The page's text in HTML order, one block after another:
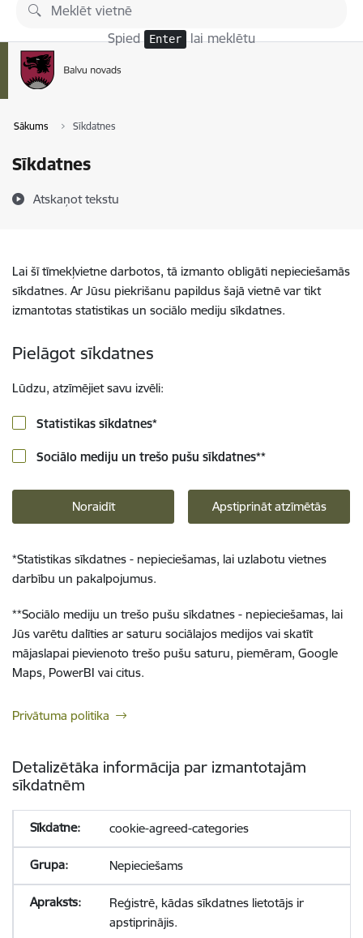
Pāriet uz lapas saturu
Spied Enter lai meklētu
Sākums Sīkdatnes
Sīkdatnes
Atskaņot tekstu
Lai šī tīmekļvietne darbotos, tā izmanto obligāti nepieciešamās
sīkdatnes. Ar Jūsu piekrišanu papildus šajā vietnē var tikt
izmantotas statistikas un sociālo mediju sīkdatnes.
Pielāgot sīkdatnes
Lūdzu, atzīmējiet savu izvēli:
Statistikas sīkdatnes*
Sociālo mediju un trešo pušu sīkdatnes**
Noraidīt Apstiprināt atzīmētās
*Statistikas sīkdatnes - nepieciešamas, lai uzlabotu vietnes
darbību un pakalpojumus.
**Sociālo mediju un trešo pušu sīkdatnes - nepieciešamas, lai
Jūs varētu dalīties ar saturu sociālajos medijos vai skatīt
mājaslapai pievienoto trešo pušu saturu, piemēram, Google
Maps, PowerBI vai citus.
Privātuma politika
Detalizētāka informācija par izmantotajām
sīkdatnēm
cookie-agreed-categories
Nepieciešams
Reģistrē, kādas sīkdatnes lietotājs ir
apstiprinājis.